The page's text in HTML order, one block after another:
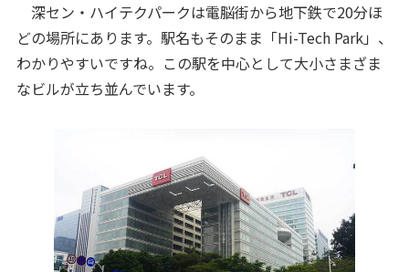
深セン・ハイテクパークは電脳街から地下鉄で20分ほ
どの場所にあります。駅名もそのまま「Hi-Tech Park」、
わかりやすいですね。この駅を中心として大小さまざま
なビルが立ち並んでいます。